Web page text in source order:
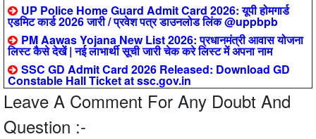
UP Police Home Guard Admit Card 2026: यूपी होमगार्ड
एडमिट कार्ड 2026 जारी / प्रवेश पत्र डाउनलोड लिंक @uppbpb
PM Aawas Yojana New List 2026: प्रधानमंत्री आवास योजना
लिस्ट कैसे देखें | नई लाभार्थी सूची जारी चेक करे लिस्ट में अपना नाम
SSC GD Admit Card 2026 Released: Download GD
Constable Hall Ticket at ssc.gov.in
Leave A Comment For Any Doubt And
Question :-